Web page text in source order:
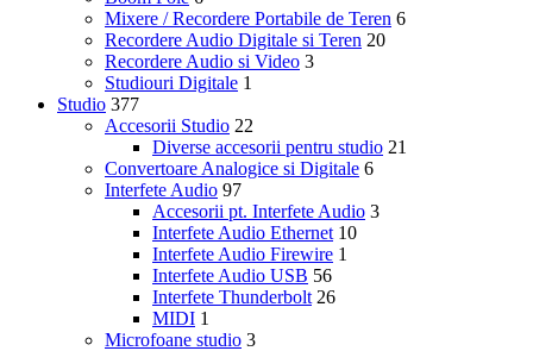
Mixere / Recordere Portabile de Teren 6
Recordere Audio Digitale si Teren 20
Recordere Audio si Video 3
Studiouri Digitale 1
Studio 377
Accesorii Studio 22
Diverse accesorii pentru studio 21
Convertoare Analogice si Digitale 6
Interfete Audio 97
Accesorii pt. Interfete Audio 3
Interfete Audio Ethernet 10
Interfete Audio Firewire 1
Interfete Audio USB 56
Interfete Thunderbolt 26
MIDI 1
Microfoane studio 3